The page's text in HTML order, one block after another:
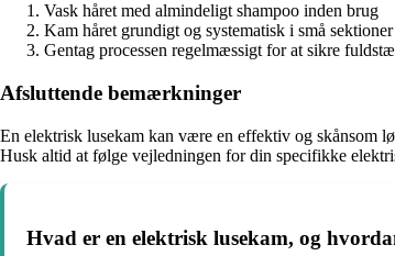
Vask håret med almindeligt shampoo inden brug
Kam håret grundigt og systematisk i små sektioner
Gentag processen regelmæssigt for at sikre
Afsluttende bemærkninger
En elektrisk lusekam kan være en effektiv og skånsom
Husk altid at følge vejledningen for din specifikke
Hvad er en elektrisk lusekam, og